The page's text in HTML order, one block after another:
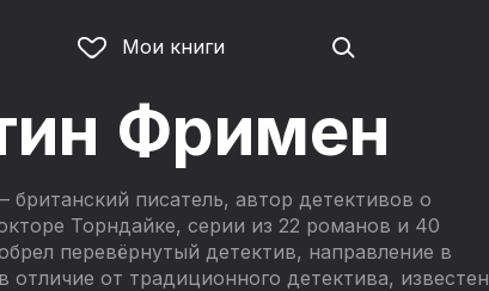
Мои книги
Фримен
писатель, автор детективов о
Торндайке, серии из 22 романов и 40
перевёрнутый детектив, направление в
от традиционного детектива, известен